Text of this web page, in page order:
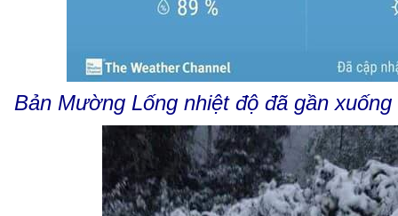
Bản Mường Lống nhiệt độ đã gần